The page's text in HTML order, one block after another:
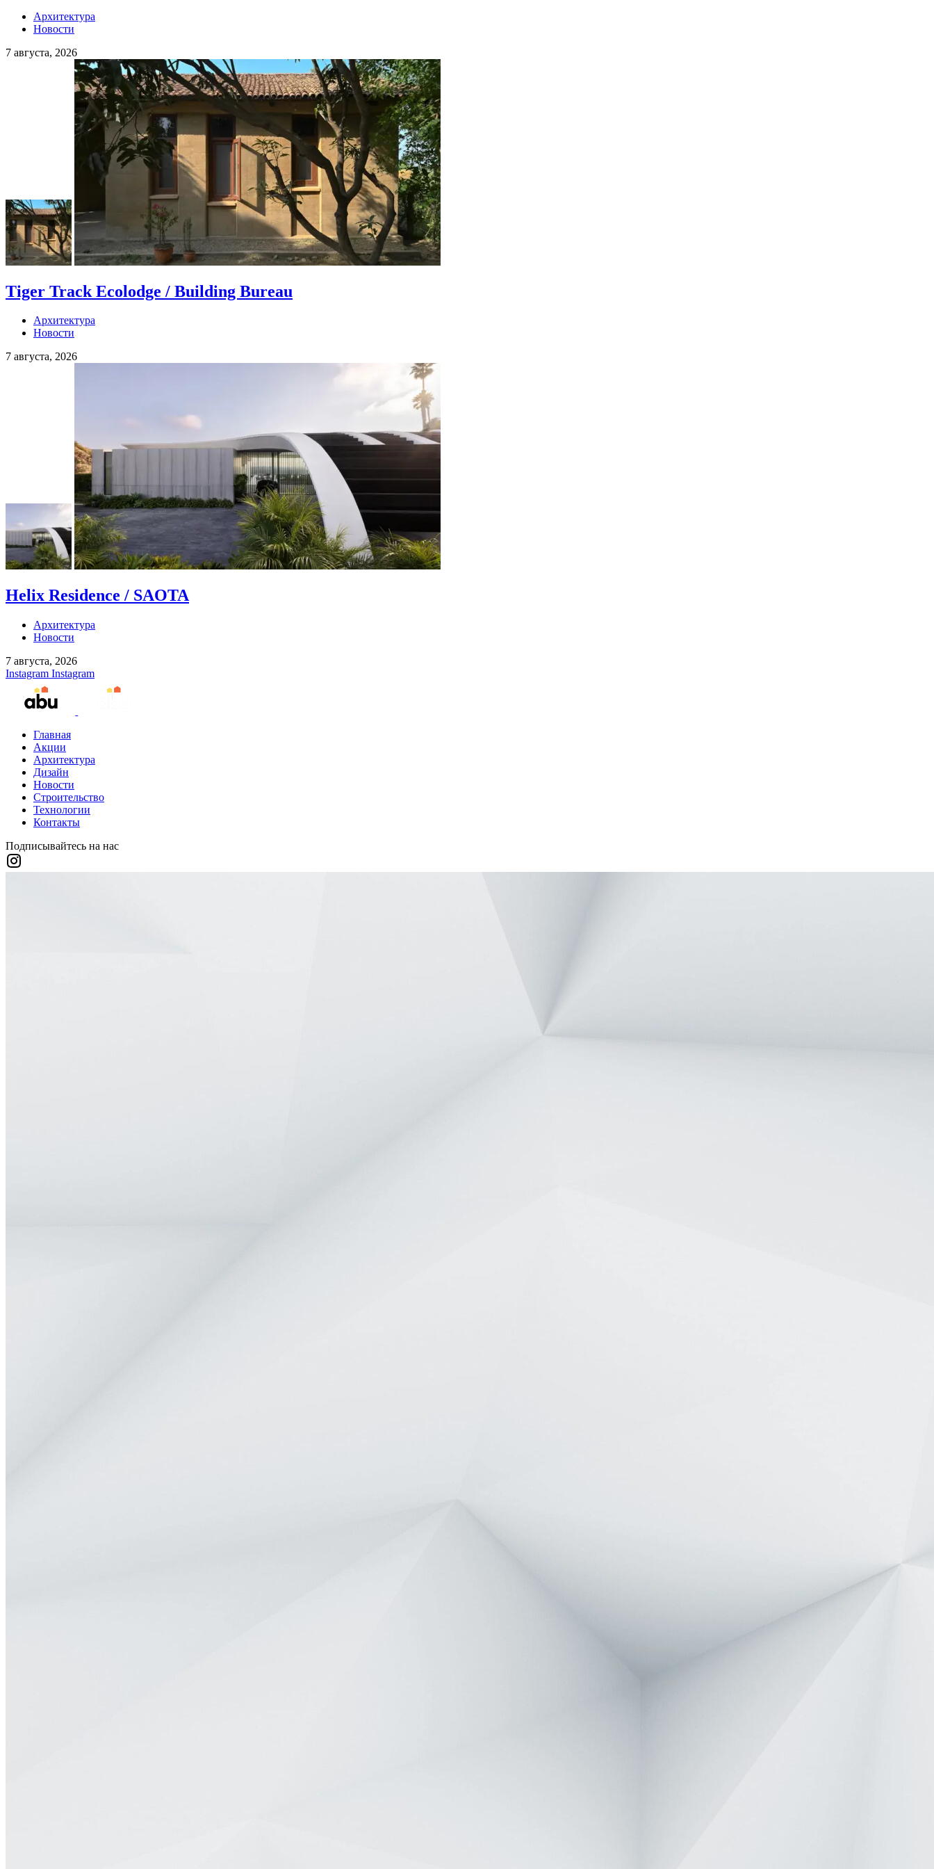
Архитектура
Новости
7 августа, 2026
Tiger Track Ecolodge / Building Bureau
Архитектура
Новости
7 августа, 2026
Helix Residence / SAOTA
Архитектура
Новости
7 августа, 2026
Instagram Instagram
Главная
Акции
Архитектура
Дизайн
Новости
Строительство
Технологии
Контакты
Подписывайтесь на нас